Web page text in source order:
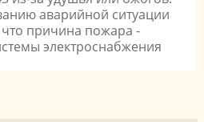
аварийной ситуации
причина пожара -
электроснабжения